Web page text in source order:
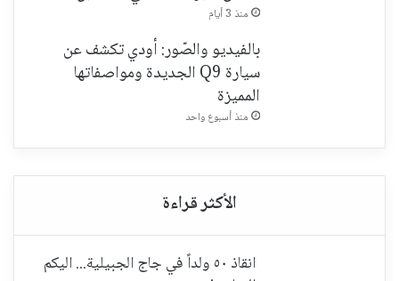
منذ 3 أيام
بالفيديو والصّور: أودي تكشف عن
سيارة Q9 الجديدة ومواصفاتها
المميزة
منذ أسبوع واحد
انقاذ ٥٠ ولداً في جاج الجبيلية... اليكم